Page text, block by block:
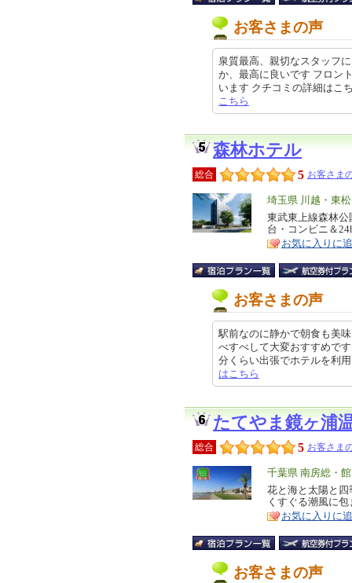
お客さまの声
泉質最高、親切なスタッフ
か、最高に良いです フロン
います クチコミの詳細は
こちら
森林ホテル
総合 5 お客さま
エ
リ
ア
埼玉県 川越・東
特
徴
東武東上線森林
台・コンビニ＆
お気に入りに
お客さまの声
駅前なのに静かで朝食も美
べすべして大変おすすめで
分くらい出張でホテルを利
はこちら
たてやま鏡ヶ浦
総合 5 お客さま
エ
リ
ア
千葉県 南房総・
特
徴
花と海と太陽と
くすぐる潮風に
お気に入りに
お客さまの声